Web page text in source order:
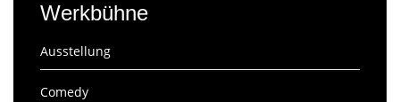
Werkbühne
Ausstellung
Comedy